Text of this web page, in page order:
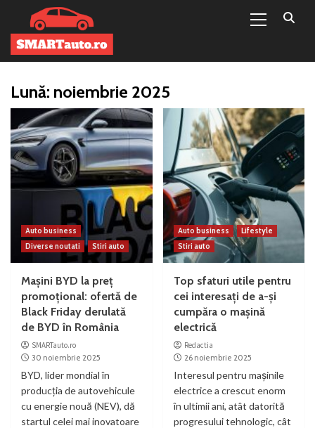
conținut
Menu
Lună: noiembrie 2025
Auto business
Diverse noutati
Stiri auto
Mașini BYD la preț
promoțional: ofertă de
Black Friday derulată
de BYD în România
SMARTauto.ro
30 noiembrie 2025
BYD, lider mondial în
producția de autovehicule
cu energie nouă (NEV), dă
startul celei mai inovatoare
Auto business
Lifestyle
Stiri auto
Top sfaturi utile pentru
cei interesați de a-și
cumpăra o mașină
electrică
Redactia
26 noiembrie 2025
Interesul pentru mașinile
electrice a crescut enorm
în ultimii ani, atât datorită
progresului tehnologic, cât